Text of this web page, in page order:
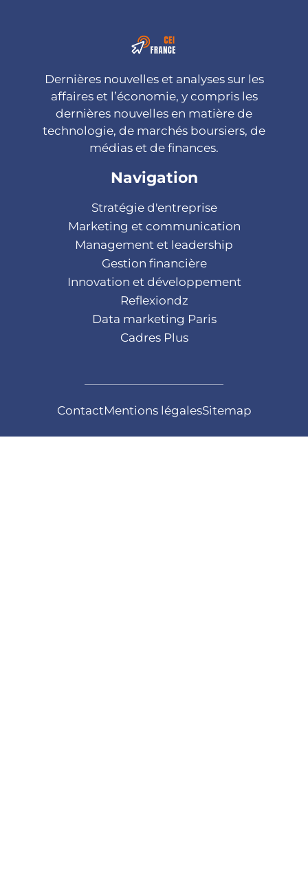
Dernières nouvelles et analyses sur les
affaires et l’économie, y compris les
dernières nouvelles en matière de
technologie, de marchés boursiers, de
médias et de finances.
Navigation
Stratégie d'entreprise
Marketing et communication
Management et leadership
Gestion financière
Innovation et développement
Reflexiondz
Data marketing Paris
Cadres Plus
ContactMentions légalesSitemap